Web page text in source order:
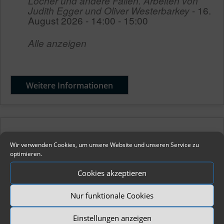
Wir verwenden Cookies, um unsere Website und unseren Service zu
optimieren.
Cookies akzeptieren
Nur funktionale Cookies
Einstellungen anzeigen
Judith Egger und Oliver Westerbarkey - 16.
August 2026 - 14:00 - 15:00
Alle anzeigen
Weitere Informationen
Kinder & Familie
Nächste Veranstaltung
Familienworkshop: Entdeckungsreise zu